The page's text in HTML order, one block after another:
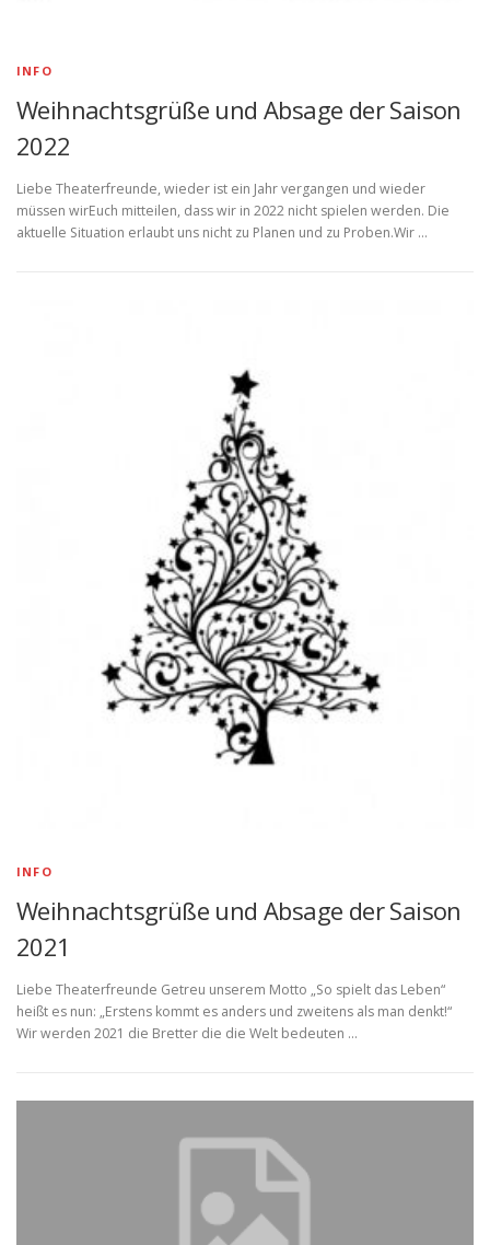
INFO
Weihnachtsgrüße und Absage der Saison
2022
Liebe Theaterfreunde, wieder ist ein Jahr vergangen und wieder
müssen wirEuch mitteilen, dass wir in 2022 nicht spielen werden. Die
aktuelle Situation erlaubt uns nicht zu Planen und zu Proben.Wir …
INFO
Weihnachtsgrüße und Absage der Saison
2021
Liebe Theaterfreunde Getreu unserem Motto „So spielt das Leben“
heißt es nun: „Erstens kommt es anders und zweitens als man denkt!“
Wir werden 2021 die Bretter die die Welt bedeuten …